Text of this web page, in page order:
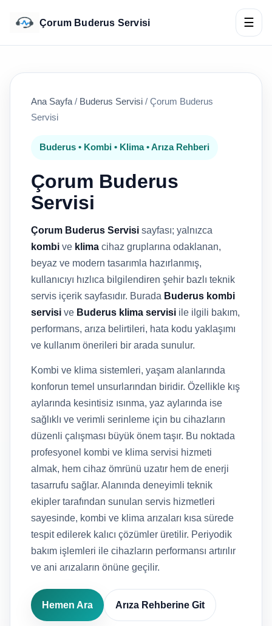
Çorum Buderus Servisi ☰
Ana Sayfa / Buderus Servisi / Çorum Buderus
Servisi
Buderus • Kombi • Klima • Arıza Rehberi
Çorum Buderus
Servisi
Çorum Buderus Servisi sayfası; yalnızca
kombi ve klima cihaz gruplarına odaklanan,
beyaz ve modern tasarımla hazırlanmış,
kullanıcıyı hızlıca bilgilendiren şehir bazlı teknik
servis içerik sayfasıdır. Burada Buderus kombi
servisi ve Buderus klima servisi ile ilgili bakım,
performans, arıza belirtileri, hata kodu yaklaşımı
ve kullanım önerileri bir arada sunulur.
Kombi ve klima sistemleri, yaşam alanlarında
konforun temel unsurlarından biridir. Özellikle kış
aylarında kesintisiz ısınma, yaz aylarında ise
sağlıklı ve verimli serinleme için bu cihazların
düzenli çalışması büyük önem taşır. Bu noktada
profesyonel kombi ve klima servisi hizmeti
almak, hem cihaz ömrünü uzatır hem de enerji
tasarrufu sağlar. Alanında deneyimli teknik
ekipler tarafından sunulan servis hizmetleri
sayesinde, kombi ve klima arızaları kısa sürede
tespit edilerek kalıcı çözümler üretilir. Periyodik
bakım işlemleri ile cihazların performansı artırılır
ve ani arızaların önüne geçilir.
Hemen Ara Arıza Rehberine Git